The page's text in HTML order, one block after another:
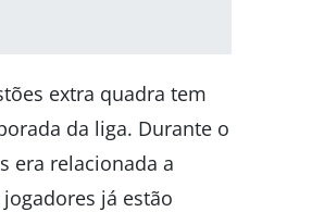
extra quadra tem
da liga. Durante o
era relacionada a
já estão